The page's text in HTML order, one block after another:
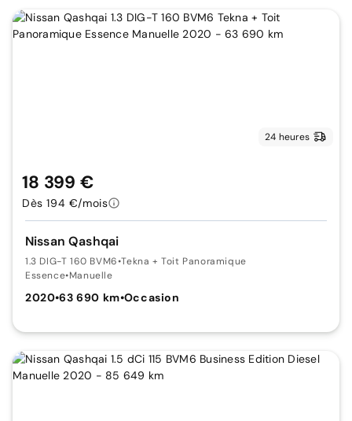
24 heures
Nissan Qashqai
1.3 DIG-T 160 BVM6•Tekna + Toit Panoramique
Essence•Manuelle
2020•63 690 km•Occasion
18 399 €
Dès 194 €/mois